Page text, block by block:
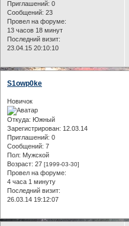
Приглашений: 0
Сообщений: 23
Провел на форуме:
13 часов 18 минут
Последний визит:
23.04.15 20:10:10
S1owp0ke
Новичок
Откуда: Южный
Зарегистрирован: 12.03.14
Приглашений: 0
Сообщений: 7
Пол: Мужской
Возраст: 27 [1999-03-30]
Провел на форуме:
4 часа 1 минуту
Последний визит:
26.03.14 19:12:07